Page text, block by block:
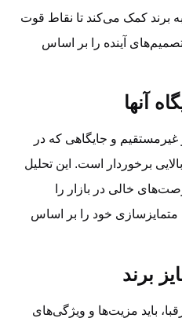
برند کمک می‌کند تا نقاط قوت
آینده را بر اساس
و جایگاهی که در
برخوردار است. این تحلیل
خالی در بازار را
خود را بر اساس
باید مزیت‌ها و ویژگی‌های